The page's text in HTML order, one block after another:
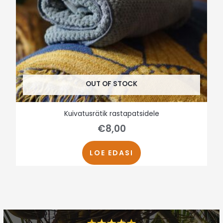
OUT OF STOCK
Kuivatusrätik rastapatsidele
€8,00
LOE EDASI